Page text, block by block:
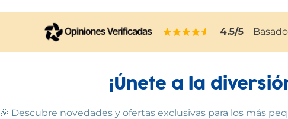
4.5/5
¡Únete a la
🎉 Descubre novedades y ofertas exclusivas para los más